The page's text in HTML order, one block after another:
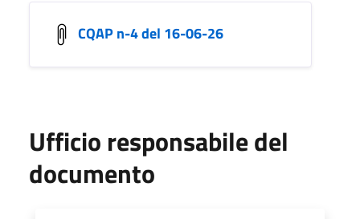
CQAP n-4 del 16-06-26
Ufficio responsabile del
documento